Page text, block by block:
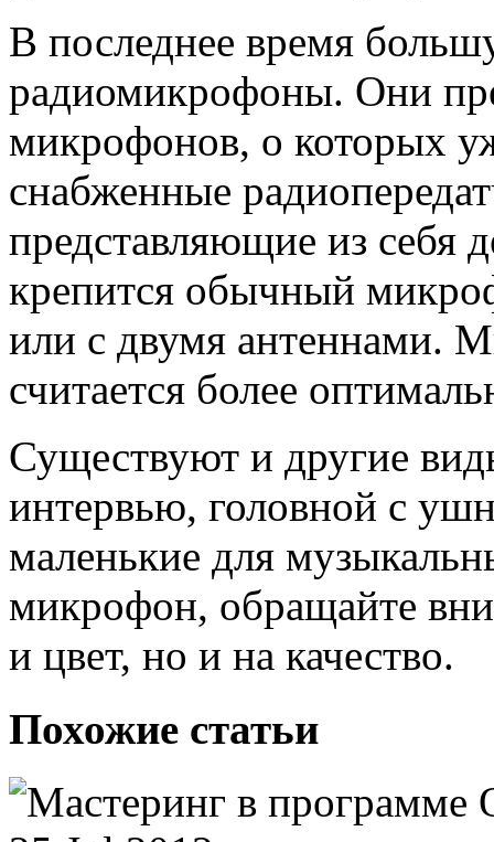
В последнее время
радиомикрофоны. Они
микрофонов, о которых
снабженные
представляющие из себя
крепится обычный
или с двумя антеннами.
считается более
Существуют и другие
интервью, головной с
маленькие для
микрофон, обращайте
и цвет, но и на качество.
Похожие статьи